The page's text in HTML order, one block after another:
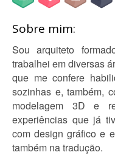
Sobre mim:
Sou arquiteto
trabalhei em diversas
que me confere
sozinhas e, também,
modelagem 3D e
experiências que já
com design gráfico e
também na tradução.